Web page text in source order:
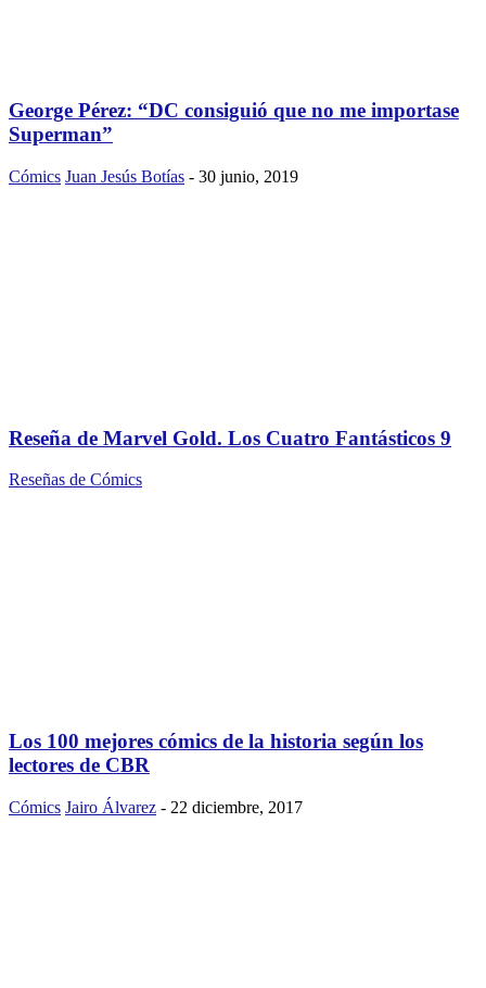
George Pérez: “DC consiguió que no me importase
Superman”
Cómics Juan Jesús Botías - 30 junio, 2019
Reseña de Marvel Gold. Los Cuatro Fantásticos 9
Reseñas de Cómics
Los 100 mejores cómics de la historia según los
lectores de CBR
Cómics Jairo Álvarez - 22 diciembre, 2017